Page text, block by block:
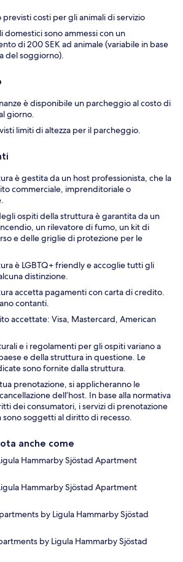
previsti costi per gli animali di servizio
domestici sono ammessi con un
di 200 SEK ad animale (variabile in base
del soggiorno).
è disponibile un parcheggio al costo di
giorno.
limiti di altezza per il parcheggio.
è gestita da un host professionista, che la
commerciale, imprenditoriale o
ospiti della struttura è garantita da un
un rilevatore di fumo, un kit di
e delle griglie di protezione per le
è LGBTQ+ friendly e accoglie tutti gli
distinzione.
accetta pagamenti con carta di credito.
contanti.
accettate: Visa, Mastercard, American
e i regolamenti per gli ospiti variano a
e della struttura in questione. Le
sono fornite dalla struttura.
prenotazione, si applicheranno le
dell’host. In base alla normativa
dei consumatori, i servizi di prenotazione
sono soggetti al diritto di recesso.
anche come
Hammarby Sjöstad Apartment
Hammarby Sjöstad Apartment
by Ligula Hammarby Sjöstad
by Ligula Hammarby Sjöstad